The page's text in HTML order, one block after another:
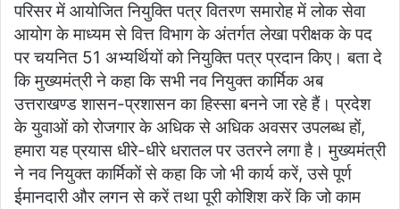
परिसर में आयोजित नियुक्ति पत्र वितरण समारोह में लोक सेवा
आयोग के माध्यम से वित्त विभाग के अंतर्गत लेखा परीक्षक के पद
पर चयनित 51 अभ्यर्थियों को नियुक्ति पत्र प्रदान किए। बता दे
कि मुख्यमंत्री ने कहा कि सभी नव नियुक्त कार्मिक अब
उत्तराखण्ड शासन-प्रशासन का हिस्सा बनने जा रहे हैं। प्रदेश
के युवाओं को रोजगार के अधिक से अधिक अवसर उपलब्ध हों,
हमारा यह प्रयास धीरे-धीरे धरातल पर उतरने लगा है। मुख्यमंत्री
ने नव नियुक्त कार्मिकों से कहा कि जो भी कार्य करें, उसे पूर्ण
ईमानदारी और लगन से करें तथा पूरी कोशिश करें कि जो काम